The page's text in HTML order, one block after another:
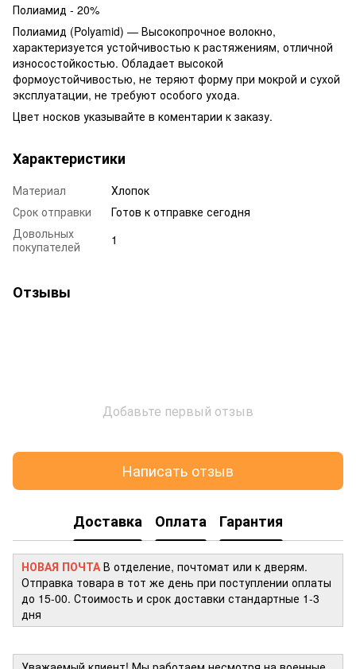
Полиамид - 20%
Полиамид (Polyamid) — Высокопрочное волокно,
характеризуется устойчивостью к растяжениям, отличной
износостойкостью. Обладает высокой
формоустойчивостью, не теряют форму при мокрой и сухой
эксплуатации, не требуют особого ухода.
Цвет носков указывайте в коментарии к заказу.
Характеристики
Материал
Хлопок
Срок отправки
Готов к отправке сегодня
Довольных
покупателей
1
Отзывы
Добавьте первый отзыв
Написать отзыв
Доставка Оплата Гарантия
НОВАЯ ПОЧТА В отделение, почтомат или к дверям.
Отправка товара в тот же день при поступлении оплаты
до 15-00. Стоимость и срок доставки стандартные 1-3
дня